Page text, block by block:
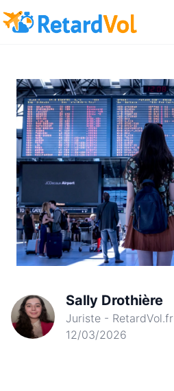
Sally Drothière
Juriste - RetardVol.fr
12/03/2026